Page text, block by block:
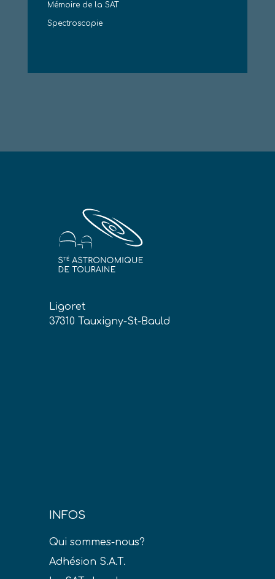
Mémoire de la SAT
Spectroscopie
Ligoret
37310 Tauxigny-St-Bauld
INFOS
Qui sommes-nous?
Adhésion S.A.T.